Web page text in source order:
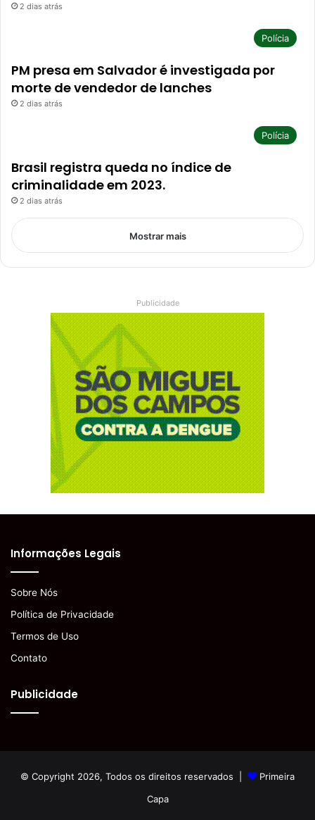
2 dias atrás
Polícia
PM presa em Salvador é investigada por
morte de vendedor de lanches
2 dias atrás
Polícia
Brasil registra queda no índice de
criminalidade em 2023.
2 dias atrás
Mostrar mais
Publicidade
Informações Legais
Sobre Nós
Política de Privacidade
Termos de Uso
Contato
Publicidade
© Copyright 2026, Todos os direitos reservados |
Primeira
Capa